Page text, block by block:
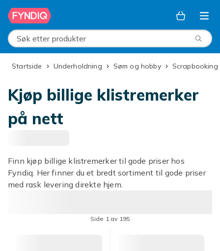
Hopp til hovedinnhold
Søk etter produkter
Startside Underholdning Søm og hobby Scrapbooking
Kjøp billige klistremerker
på nett
Finn kjøp billige klistremerker til gode priser hos
Fyndiq. Her finner du et bredt sortiment til gode priser
med rask levering direkte hjem.
Side 1 av 195